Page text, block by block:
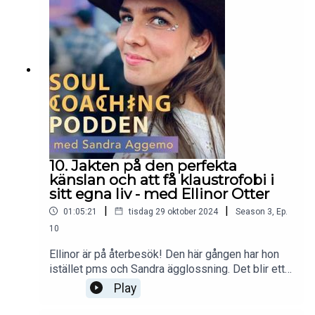
att möta dig och aktivera din inre coach ❤️‍🔥Tack
Juli för denna säsongs klippning och stöd Min
Instagram https://www.instagram.com/sandraag
gemo/Min mejl Hej@sandraaggemo.se Tack för
att du lyssnar på podden 🙌
10. Jakten på den perfekta
känslan och att få klaustrofobi i
sitt egna liv - med Ellinor Otter
01:05:21 | tisdag 29 oktober 2024 | Season 3 Ep.
10
Ellinor är på återbesök! Den här gången har hon
istället pms och Sandra ägglossning. Det blir ett
eldigt avsnitt om förväntningar, att känna sig
överväldigad och bluffsyndrom. Och inte allra
Play